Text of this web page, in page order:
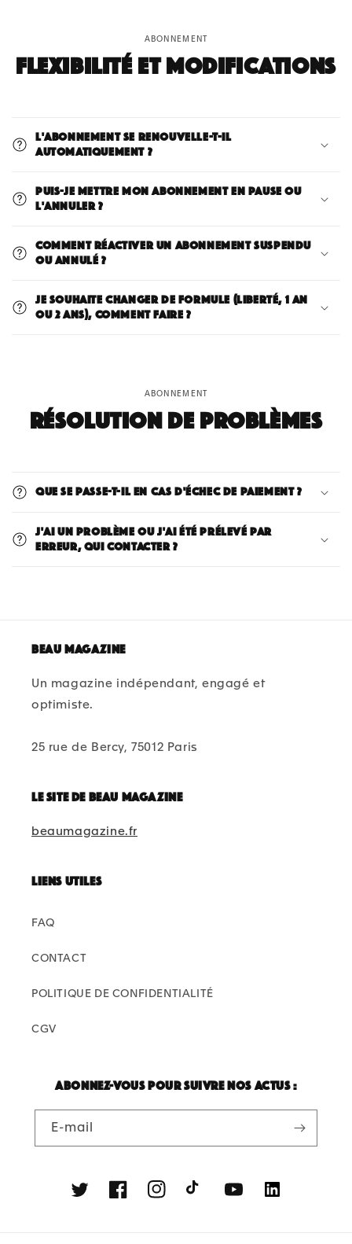
ABONNEMENT
Flexibilité et modifications
L'abonnement se renouvelle-t-il
automatiquement ?
Puis-je mettre mon abonnement en pause ou
l'annuler ?
Comment réactiver un abonnement suspendu
ou annulé ?
Je souhaite changer de formule (Liberté, 1 an
ou 2 ans), comment faire ?
ABONNEMENT
Résolution de problèmes
Que se passe-t-il en cas d'échec de paiement ?
J'ai un problème ou j'ai été prélevé par
erreur, qui contacter ?
Beau magazine
Un magazine indépendant, engagé et
optimiste.
25 rue de Bercy, 75012 Paris
Le site de beau magazine
beaumagazine.fr
Liens utiles
FAQ
CONTACT
POLITIQUE DE CONFIDENTIALITÉ
CGV
Abonnez-vous pour suivre nos actus :
E-mail
Twitter FacebookInstagramTikTok YouTubeLinkedin